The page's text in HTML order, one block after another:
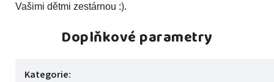
Vašimi dětmi zestárnou :).
Doplňkové parametry
Kategorie: